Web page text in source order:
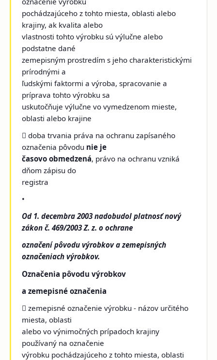
pochádzajúceho z tohto miesta, oblasti alebo
krajiny, ak kvalita alebo
vlastnosti tohto výrobku sú výlučne alebo
podstatne dané
zemepisným prostredím s jeho charakteristickými
prírodnými a
ľudskými faktormi a výroba, spracovanie a
príprava tohto výrobku sa
uskutočňuje výlučne vo vymedzenom mieste,
oblasti alebo krajine
 doba trvania práva na ochranu zapísaného
označenia pôvodu nie je
časovo obmedzená, právo na ochranu vzniká
dňom zápisu do
registra
•
Od 1. decembra 2003 nadobudol platnosť nový
zákon č. 469/2003 Z. z. o ochrane
označení pôvodu výrobkov a zemepisných
označeniach výrobkov.
Označenia pôvodu výrobkov
a zemepisné označenia
 zemepisné označenie výrobku - názov určitého
miesta, oblasti
alebo vo výnimočných prípadoch krajiny
používaný na označenie
výrobku pochádzajúceho z tohto miesta, oblasti